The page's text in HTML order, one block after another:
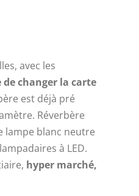
avec les
changer la carte
est déjà pré
Réverbère
lampe blanc neutre
à LED.
hyper marché,